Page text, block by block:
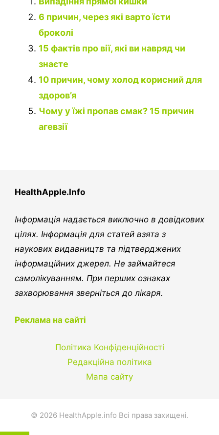
6 причин, через які варто їсти
броколі
15 фактів про вії, які ви навряд чи
знаєте
10 причин, чому холод корисний для
здоров’я
Чому у їжі пропав смак? 15 причин
агевзії
HealthApple.Info
Інформація надається виключно в довідкових
цілях. Інформація для статей взята з
наукових видавництв та підтверджених
інформаційних джерел. Не займайтеся
самолікуванням. При перших ознаках
захворювання зверніться до лікаря.
Реклама на сайті
Політика Конфіденційності
Редакційна політика
Мапа сайту
© 2026 HealthApple.info Всі права захищені.